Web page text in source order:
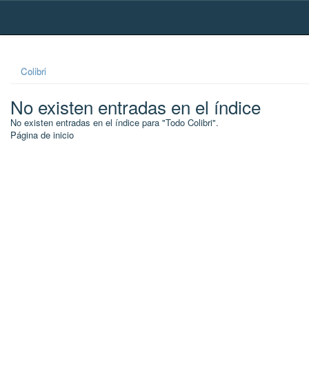
Skip
Colibri
No existen entradas en el índice
No existen entradas en el índice para "Todo Colibri".
Página de inicio